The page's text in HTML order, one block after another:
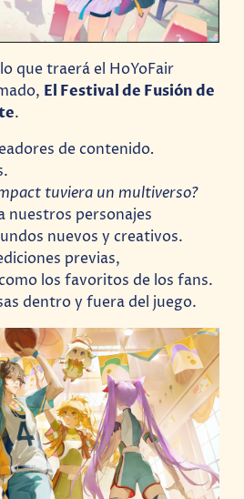
que traerá el HoYoFair
El Festival de Fusión de
.
de contenido.
tuviera un multiverso?
nuestros personajes
nuevos y creativos.
previas,
los favoritos de los fans.
dentro y fuera del juego.